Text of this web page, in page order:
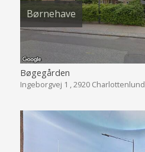
Børnehave
Bøgegården
Ingeborgvej 1 , 2920 Charlottenlund